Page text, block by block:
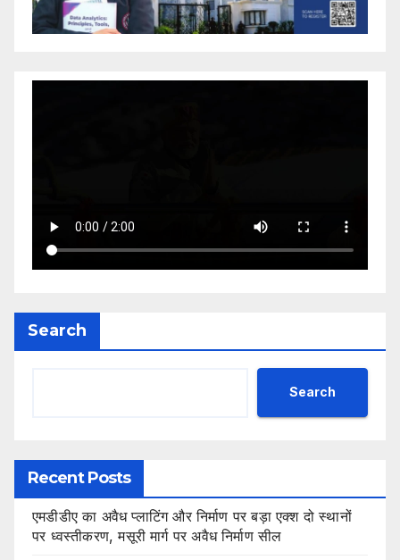
Search
Search
Recent Posts
एमडीडीए का अवैध प्लाटिंग और निर्माण पर बड़ा एक्श दो स्थानों
पर ध्वस्तीकरण, मसूरी मार्ग पर अवैध निर्माण सील